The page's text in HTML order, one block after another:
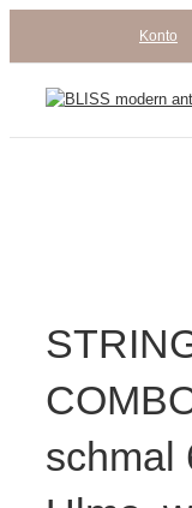
springen
Konto
schmal